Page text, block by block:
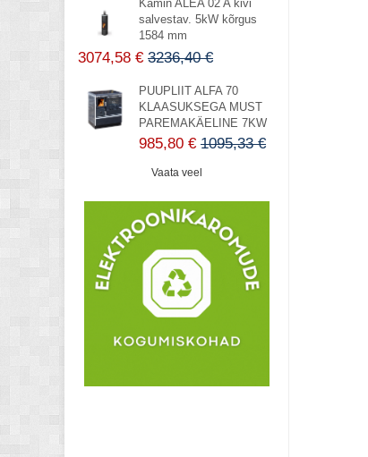
Kamin ALEA 02 A kivi
salvestav. 5kW kõrgus
1584 mm
3074,58 € 3236,40 €
PUUPLIIT ALFA 70
KLAASUKSEGA MUST
PAREMAKÄELINE 7KW
985,80 € 1095,33 €
Vaata veel